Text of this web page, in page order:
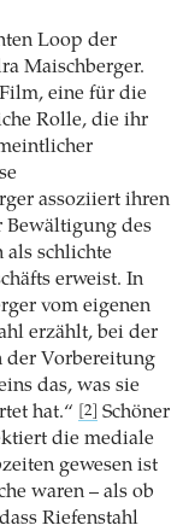
Loop der
Maischberger.
eine für die
Rolle, die ihr
assoziiert ihren
Bewältigung des
als schlichte
erweist. In
vom ­eigenen
erzählt, bei der
der Vorbereitung
das, was sie
hat.“
[2]
Schöner
die mediale
gewesen ist
waren – als ob
Riefenstahl